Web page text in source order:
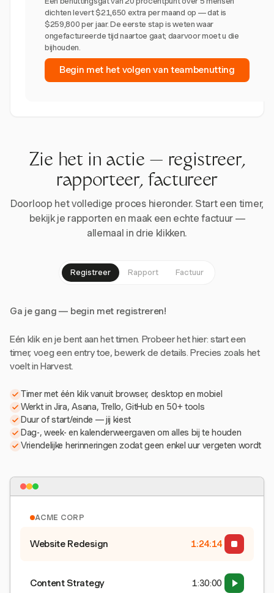
dichten levert $21,650 extra per maand op — dat is
$259,800 per jaar. De eerste stap is weten waar
ongefactureerde tijd naartoe gaat; daarvoor moet u die
bijhouden.
Begin met het volgen van teambenutting
Zie het in actie — registreer,
rapporteer, factureer
Doorloop het volledige proces hieronder. Start een timer,
bekijk je rapporten en maak een echte factuur —
allemaal in drie klikken.
Registreer Rapport Factuur
Ga je gang — begin met registreren!
Eén klik en je bent aan het timen. Probeer het hier: start een
timer, voeg een entry toe, bewerk de details. Precies zoals het
voelt in Harvest.
Timer met één klik vanuit browser, desktop en mobiel
Werkt in Jira, Asana, Trello, GitHub en 50+ tools
Duur of start/einde — jij kiest
Dag-, week- en kalenderweergaven om alles bij te houden
Vriendelijke herinneringen zodat geen enkel uur vergeten wordt
ACME CORP
Website Redesign 1:24:15
Content Strategy 1:30:00